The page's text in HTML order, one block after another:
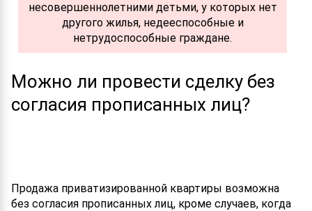
несовершеннолетними детьми, у которых нет
другого жилья, недееспособные и
нетрудоспособные граждане.
Можно ли провести сделку без
согласия прописанных лиц?
Продажа приватизированной квартиры возможна
без согласия прописанных лиц, кроме случаев, когда